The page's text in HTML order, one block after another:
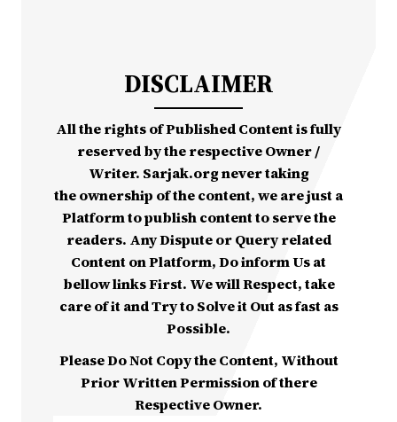
DISCLAIMER
All the rights of Published Content is fully
reserved by the respective Owner /
Writer. Sarjak.org never taking
the ownership of the content, we are just a
Platform to publish content to serve the
readers. Any Dispute or Query related
Content on Platform, Do inform Us at
bellow links First. We will Respect, take
care of it and Try to Solve it Out as fast as
Possible.
Please Do Not Copy the Content, Without
Prior Written Permission of there
Respective Owner.